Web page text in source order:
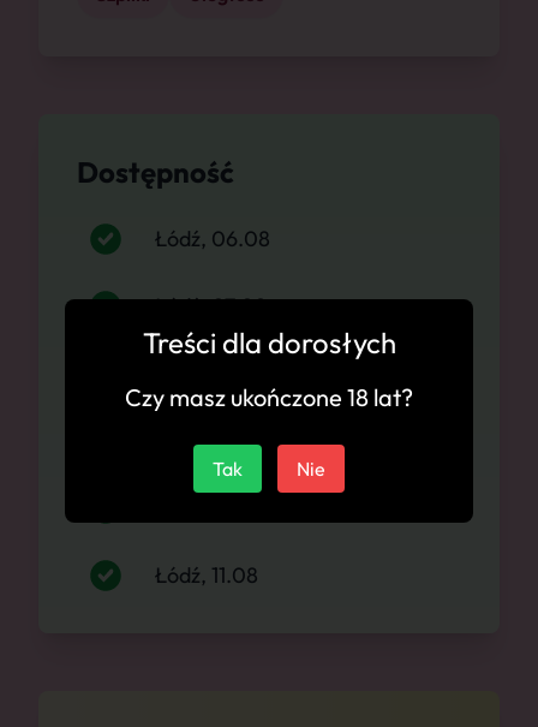
Dostępność
Łódź, 06.08
Łódź, 07.08
Łódź, 09.08
Łódź, 11.08
Treści dla dorosłych
Czy masz ukończone 18 lat?
Tak Nie